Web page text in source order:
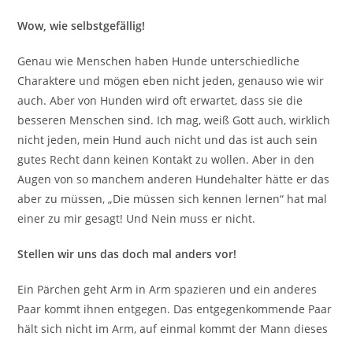
Wow, wie selbstgefällig!
Genau wie Menschen haben Hunde unterschiedliche
Charaktere und mögen eben nicht jeden, genauso wie wir
auch. Aber von Hunden wird oft erwartet, dass sie die
besseren Menschen sind. Ich mag, weiß Gott auch, wirklich
nicht jeden, mein Hund auch nicht und das ist auch sein
gutes Recht dann keinen Kontakt zu wollen. Aber in den
Augen von so manchem anderen Hundehalter hätte er das
aber zu müssen, „Die müssen sich kennen lernen“ hat mal
einer zu mir gesagt! Und Nein muss er nicht.
Stellen wir uns das doch mal anders vor!
Ein Pärchen geht Arm in Arm spazieren und ein anderes
Paar kommt ihnen entgegen. Das entgegenkommende Paar
hält sich nicht im Arm, auf einmal kommt der Mann dieses